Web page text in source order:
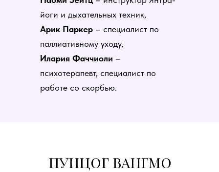
йоги и дыхательных техник,
Арик Паркер – специалист по
паллиативному уходу,
Илария Фаччиоли –
психотерапевт, специалист по
работе со скорбью.
ПУНЦОГ ВАНГМО